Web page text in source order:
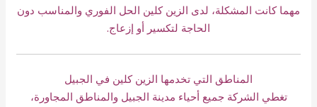
مهما كانت المشكلة، لدى الزين كلين الحل الفوري والمناسب دون
الحاجة لتكسير أو إزعاج.
المناطق التي تخدمها الزين كلين في الجبيل
تغطي الشركة جميع أحياء مدينة الجبيل والمناطق المجاورة،